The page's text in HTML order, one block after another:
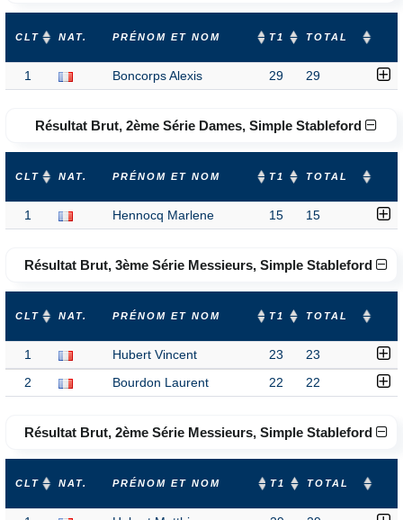
CLT NAT. PRÉNOM ET NOM T1 TOTAL
1 Boncorps Alexis 29 29
Résultat Brut, 2ème Série Dames, Simple Stableford
CLT NAT. PRÉNOM ET NOM T1 TOTAL
1 Hennocq Marlene 15 15
Résultat Brut, 3ème Série Messieurs, Simple Stableford
CLT NAT. PRÉNOM ET NOM T1 TOTAL
1 Hubert Vincent 23 23
2 Bourdon Laurent 22 22
Résultat Brut, 2ème Série Messieurs, Simple Stableford
CLT NAT. PRÉNOM ET NOM T1 TOTAL